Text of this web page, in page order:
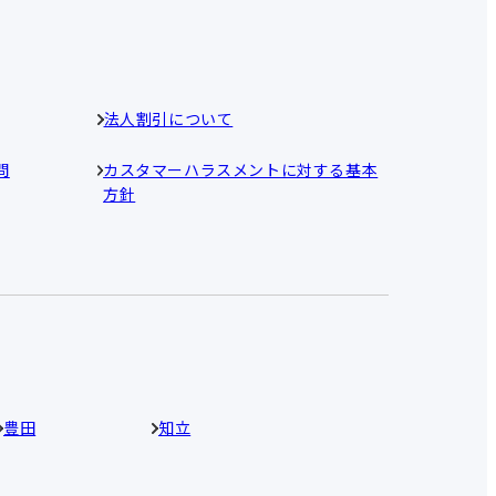
法人割引について
カスタマーハラスメントに対する基本
方針
豊田 知立